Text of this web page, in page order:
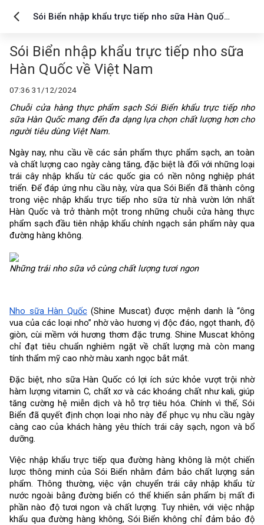
Sói Biển nhập khẩu trực tiếp nho sữa Hàn Quốc
Sói Biển nhập khẩu trực tiếp nho sữa
Hàn Quốc về Việt Nam
07:36 31/12/2024
Chuỗi cửa hàng thực phẩm sạch Sói Biển khẩu trực tiếp nho
sữa Hàn Quốc mang đến đa dạng lựa chọn chất lượng hơn cho
người tiêu dùng Việt Nam.
Ngày nay, nhu cầu về các sản phẩm thực phẩm sạch, an toàn
và chất lượng cao ngày càng tăng, đặc biệt là đối với những loại
trái cây nhập khẩu từ các quốc gia có nền nông nghiệp phát
triển. Để đáp ứng nhu cầu này, vừa qua Sói Biển đã thành công
trong việc nhập khẩu trực tiếp nho sữa từ nhà vườn lớn nhất
Hàn Quốc và trở thành một trong những chuỗi cửa hàng thực
phẩm sạch đầu tiên nhập khẩu chính ngạch sản phẩm này qua
đường hàng không.
Những trái nho sữa vô cùng chất lượng tươi ngon
Nho sữa Hàn Quốc(Shine Muscat) được mệnh danh là “ông
vua của các loại nho” nhờ vào hương vị độc đáo, ngọt thanh, độ
giòn, cùi mềm với hương thơm đặc trưng. Shine Muscat không
chỉ đạt tiêu chuẩn nghiêm ngặt về chất lượng mà còn mang
tính thẩm mỹ cao nhờ màu xanh ngọc bắt mắt.
Đặc biệt, nho sữa Hàn Quốc có lợi ích sức khỏe vượt trội nhờ
hàm lượng vitamin C, chất xơ và các khoáng chất như kali, giúp
tăng cường hệ miễn dịch và hỗ trợ tiêu hóa. Chính vì thế, Sói
Biển đã quyết định chọn loại nho này để phục vụ nhu cầu ngày
càng cao của khách hàng yêu thích trái cây sạch, ngon và bổ
dưỡng.
Việc nhập khẩu trực tiếp qua đường hàng không là một chiến
lược thông minh của Sói Biển nhằm đảm bảo chất lượng sản
phẩm. Thông thường, việc vận chuyển trái cây nhập khẩu từ
nước ngoài bằng đường biển có thể khiến sản phẩm bị mất đi
phần nào độ tươi ngon và chất lượng. Tuy nhiên, với việc nhập
khẩu qua đường hàng không, Sói Biển không chỉ đảm bảo độ